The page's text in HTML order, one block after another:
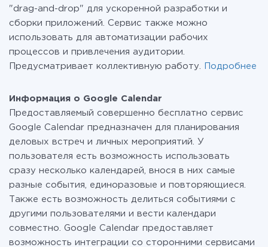
"drag-and-drop" для ускоренной разработки и
сборки приложений. Сервис также можно
использовать для автоматизации рабочих
процессов и привлечения аудитории.
Предусматривает коллективную работу.
Подробнее
Информация о Google Calendar
Предоставляемый совершенно бесплатно сервис
Google Calendar предназначен для планирования
деловых встреч и личных мероприятий. У
пользователя есть возможность использовать
сразу несколько календарей, внося в них самые
разные события, единоразовые и повторяющиеся.
Также есть возможность делиться событиями с
другими пользователями и вести календари
совместно. Google Calendar предоставляет
возможность интеграции со сторонними сервисами